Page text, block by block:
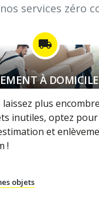
services zéro
local_shipping
À DOMICILE
laissez plus
inutiles, optez pour
et
!
objets